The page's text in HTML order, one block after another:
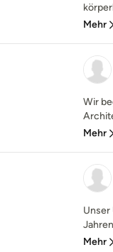
Mehr
Wir
Mehr
Unser
Mehr